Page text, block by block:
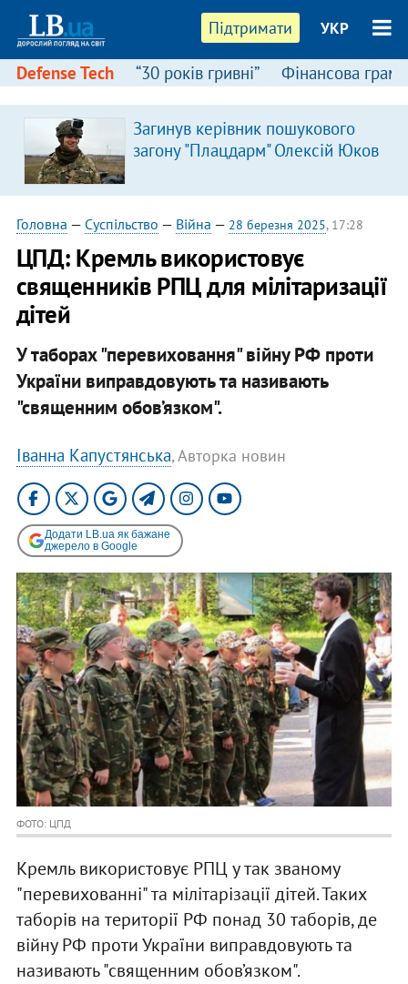
Підтримати УКР
Defense Tech “30 років гривні” Фінансова
Загинув керівник пошукового
загону "Плацдарм" Олексій Юков
Головна — Суспільство — Війна — 28 березня 2025, 17:28
ЦПД: Кремль використовує
священників РПЦ для мілітаризації
дітей
У таборах "перевиховання" війну РФ проти
України виправдовують та називають
"священним обов’язком".
Іванна Капустянська, Авторка новин
Додати LB.ua як бажане
джерело в Google
ФОТО: ЦПД
Кремль використовує РПЦ у так званому
"перевихованні" та мілітарізації дітей. Таких
таборів на території РФ понад 30 таборів, де
війну РФ проти України виправдовують та
називають "священним обов’язком".